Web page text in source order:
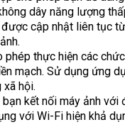
dây năng lượng
cập nhật liên tục
thực hiện các
mạch. Sử dụng ứng
xã hội.
kết nối máy ảnh
với Wi-Fi hiện khả